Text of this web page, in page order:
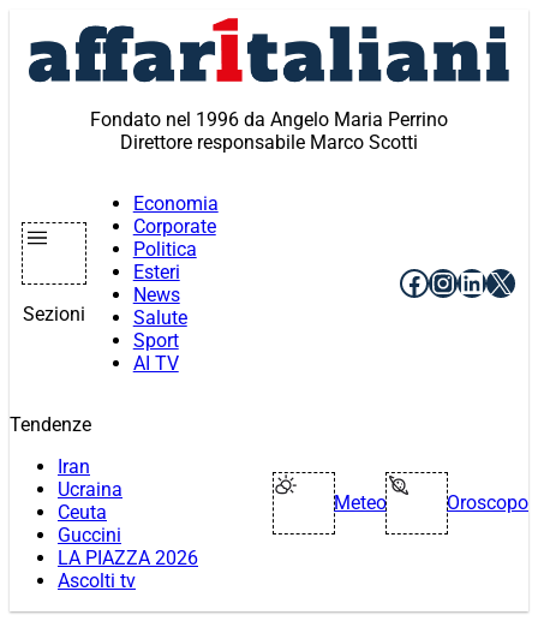
contenuto
Fondato nel 1996 da Angelo Maria Perrino
Direttore responsabile Marco Scotti
Sezioni
Economia
Corporate
Politica
Esteri
News
Salute
Sport
AI TV
Facebook
X
Tendenze
Iran
Ucraina
Ceuta
Guccini
LA PIAZZA 2026
Ascolti tv
Meteo Oroscopo